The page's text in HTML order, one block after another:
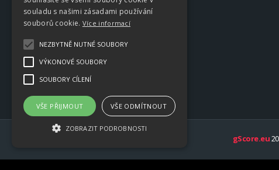
gScore.eu
souladu s našimi zásadami používání
souborů cookie. Více informací
NEZBYTNĚ NUTNÉ SOUBORY
VÝKONOVÉ SOUBORY
SOUBORY CÍLENÍ
VŠE PŘIJMOUT VŠE ODMÍTNOUT
ZOBRAZIT PODROBNOSTI